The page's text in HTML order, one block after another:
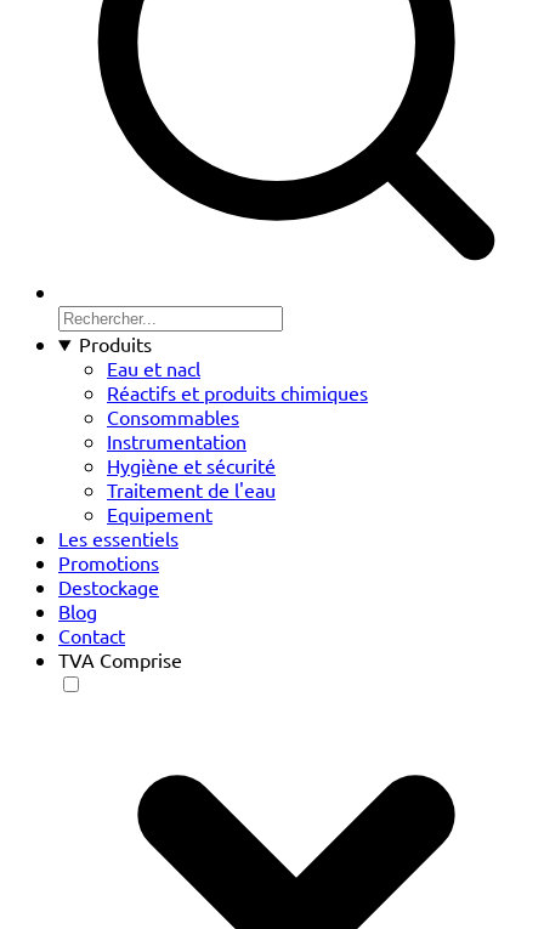
Produits
Eau et nacl
Réactifs et produits chimiques
Consommables
Instrumentation
Hygiène et sécurité
Traitement de l'eau
Equipement
Les essentiels
Promotions
Destockage
Blog
Contact
TVA Comprise